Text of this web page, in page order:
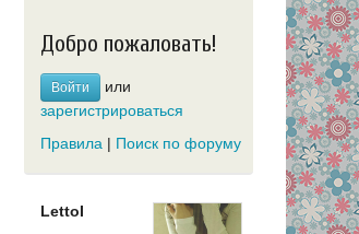
Добро пожаловать!
Войти
или
зарегистрироваться
Правила | Поиск по форуму
LettoI